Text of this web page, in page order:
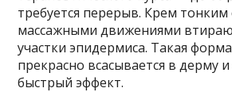
требуется перерыв. Крем
массажными движениями
участки эпидермиса. Такая
прекрасно всасывается в дерму
быстрый эффект.